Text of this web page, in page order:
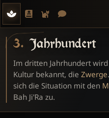
3. Jahrhundert
Im dritten Jahrhundert
Kultur bekannt, die Zwerge
sich die Situation mit den
Bah Ji'Ra zu.